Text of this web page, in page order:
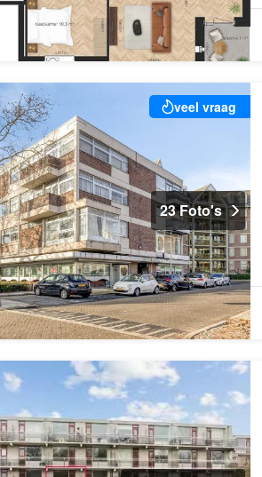
veel vraag
23 Foto's